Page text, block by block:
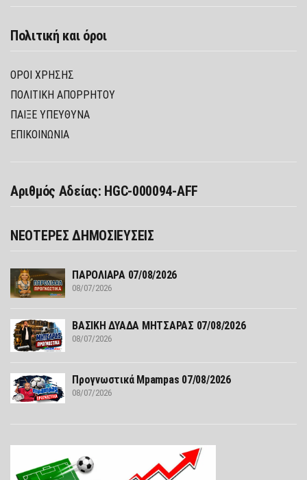
Πολιτική και όροι
ΌΡΟΙ ΧΡΉΣΗΣ
ΠΟΛΙΤΙΚΉ ΑΠΟΡΡΉΤΟΥ
ΠΑΊΞΕ ΥΠΕΎΘΥΝΑ
ΕΠΙΚΟΙΝΩΝΙΑ
Αριθμός Αδείας: HGC-000094-AFF
ΝΕΟΤΕΡΕΣ ΔΗΜΟΣΙΕΥΣΕΙΣ
ΠΑΡΟΛΙΑΡΑ 07/08/2026
08/07/2026
ΒΑΣΙΚΗ ΔΥΑΔΑ ΜΗΤΣΑΡΑΣ 07/08/2026
08/07/2026
Προγνωστικά Mpampas 07/08/2026
08/07/2026